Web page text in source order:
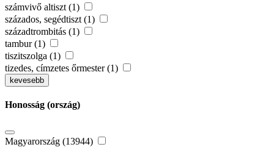
számvivő altiszt (1)
százados, segédtiszt (1)
századtrombitás (1)
tambur (1)
tiszitszolga (1)
tizedes, címzetes őrmester (1)
kevesebb
Honosság (ország)
Magyarország (13944)